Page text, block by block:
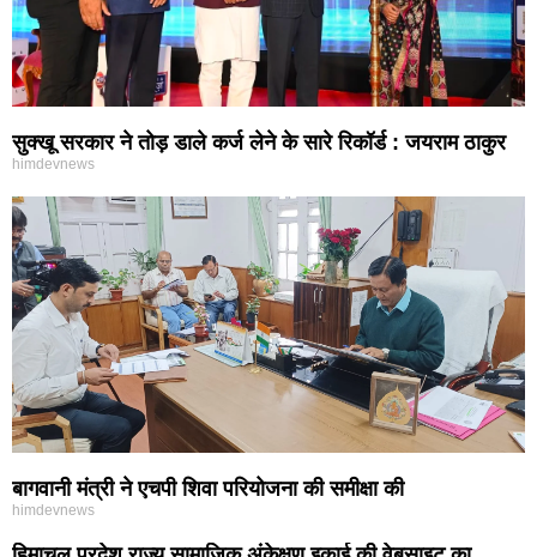
सुक्खू सरकार ने तोड़ डाले कर्ज लेने के सारे रिकॉर्ड : जयराम ठाकुर
himdevnews
बागवानी मंत्री ने एचपी शिवा परियोजना की समीक्षा की
himdevnews